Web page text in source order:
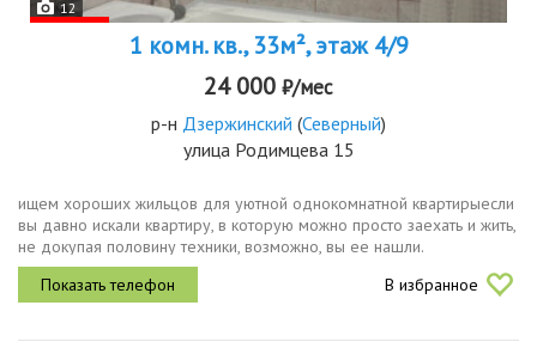
12
1 комн. кв., 33м², этаж 4/9
24 000 ₽/мес
р-н Дзержинский (Северный)
улица Родимцева 15
ищем хороших жильцов для уютной однокомнатной квартирыесли
вы давно искали квартиру, в которую можно просто заехать и жить,
не докупая половину техники, возможно, вы ее нашли.
оренбург33,4 м²4 этажв квартире уже есть всё необходимое для
комфортной...
В избранное